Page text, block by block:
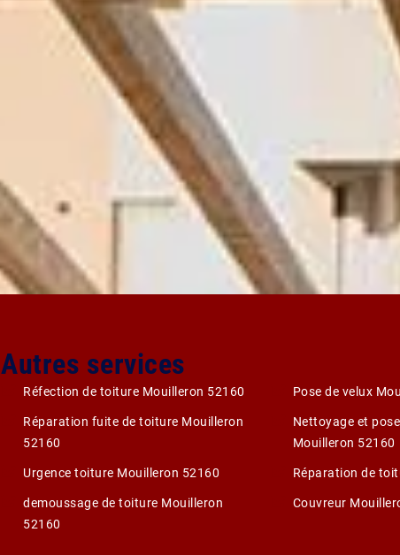
Autres services
Réfection de toiture Mouilleron 52160
Réparation fuite de toiture Mouilleron
52160
Urgence toiture Mouilleron 52160
demoussage de toiture Mouilleron
52160
Pose de velux
Nettoyage et
Mouilleron 52160
Réparation de
Couvreur